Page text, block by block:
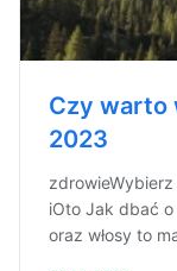
Czy warto
2023
iOto Jak dbać
oraz włosy to